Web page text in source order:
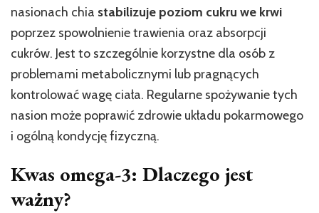
nasionach chia stabilizuje poziom cukru we krwi
poprzez spowolnienie trawienia oraz absorpcji
cukrów. Jest to szczególnie korzystne dla osób z
problemami metabolicznymi lub pragnących
kontrolować wagę ciała. Regularne spożywanie tych
nasion może poprawić zdrowie układu pokarmowego
i ogólną kondycję fizyczną.
Kwas omega-3: Dlaczego jest
ważny?